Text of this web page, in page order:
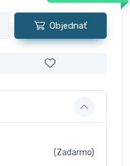
Objednať
(Zadarmo)